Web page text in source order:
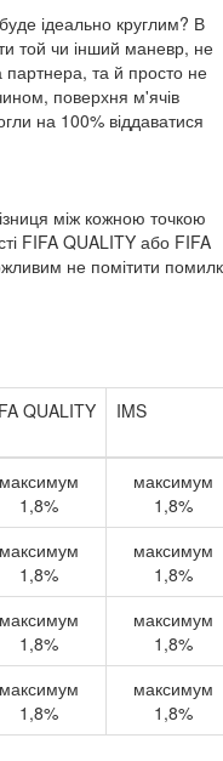
ідеально круглим? В
той чи інший маневр, не
партнера, та й просто не
поверхня м'ячів
на 100% віддаватися
між кожною точкою
FIFA QUALITY або FIFA
не помітити
QUALITY IMS
максимум
1,8%
максимум
1,8%
максимум
1,8%
максимум
1,8%
максимум
1,8%
максимум
1,8%
максимум
1,8%
максимум
1,8%